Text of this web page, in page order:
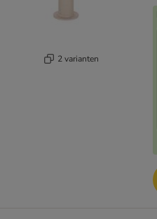
2 varianten